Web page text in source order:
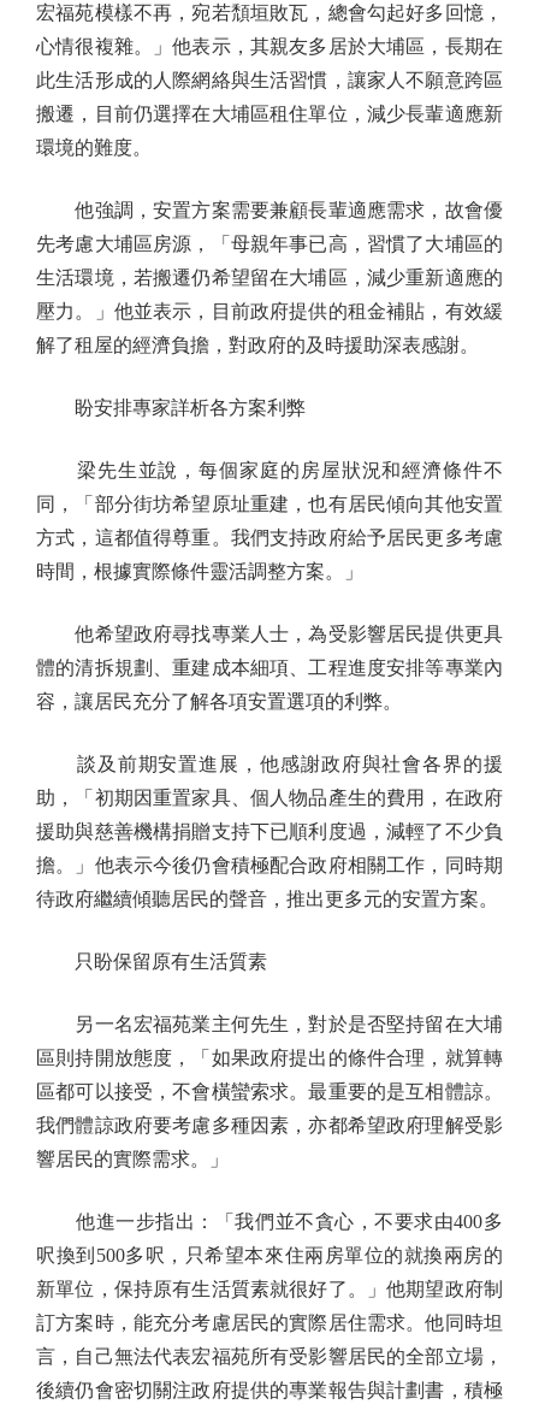
宏福苑模樣不再，宛若頹垣敗瓦，總會勾起好多回憶，
心情很複雜。」他表示，其親友多居於大埔區，長期在
此生活形成的人際網絡與生活習慣，讓家人不願意跨區
搬遷，目前仍選擇在大埔區租住單位，減少長輩適應新
環境的難度。
他強調，安置方案需要兼顧長輩適應需求，故會優
先考慮大埔區房源，「母親年事已高，習慣了大埔區的
生活環境，若搬遷仍希望留在大埔區，減少重新適應的
壓力。」他並表示，目前政府提供的租金補貼，有效緩
解了租屋的經濟負擔，對政府的及時援助深表感謝。
盼安排專家詳析各方案利弊
梁先生並說，每個家庭的房屋狀況和經濟條件不
同，「部分街坊希望原址重建，也有居民傾向其他安置
方式，這都值得尊重。我們支持政府給予居民更多考慮
時間，根據實際條件靈活調整方案。」
他希望政府尋找專業人士，為受影響居民提供更具
體的清拆規劃、重建成本細項、工程進度安排等專業內
容，讓居民充分了解各項安置選項的利弊。
談及前期安置進展，他感謝政府與社會各界的援
助，「初期因重置家具、個人物品產生的費用，在政府
援助與慈善機構捐贈支持下已順利度過，減輕了不少負
擔。」他表示今後仍會積極配合政府相關工作，同時期
待政府繼續傾聽居民的聲音，推出更多元的安置方案。
只盼保留原有生活質素
另一名宏福苑業主何先生，對於是否堅持留在大埔
區則持開放態度，「如果政府提出的條件合理，就算轉
區都可以接受，不會橫蠻索求。最重要的是互相體諒。
我們體諒政府要考慮多種因素，亦都希望政府理解受影
響居民的實際需求。」
他進一步指出：「我們並不貪心，不要求由400多
呎換到500多呎，只希望本來住兩房單位的就換兩房的
新單位，保持原有生活質素就很好了。」他期望政府制
訂方案時，能充分考慮居民的實際居住需求。他同時坦
言，自己無法代表宏福苑所有受影響居民的全部立場，
後續仍會密切關注政府提供的專業報告與計劃書，積極